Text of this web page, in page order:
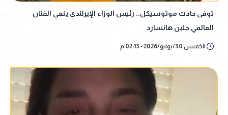
توفى حادث موتوسيكل.. رئيس الوزاء الإيرلندي ينعي الفنان
العالمي جلين هانسارد
الخميس 30/يوليو/2026 - 02:13 م